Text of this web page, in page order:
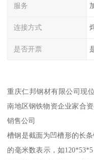
服务
连接方式
是否开票
重庆仁邦钢材有限公司现
南地区钢铁物资企业家合
销售公司
槽钢是截面为凹槽形的长
的毫米数表示，如